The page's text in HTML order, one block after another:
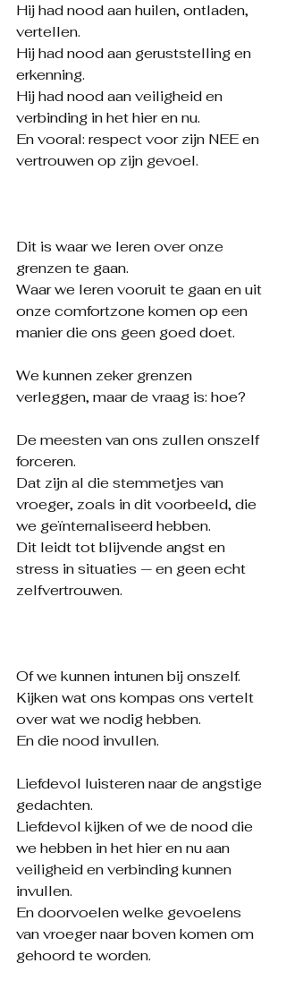
Hij had nood aan huilen, ontladen,
vertellen.
Hij had nood aan geruststelling en
erkenning.
Hij had nood aan veiligheid en
verbinding in het hier en nu.
En vooral: respect voor zijn NEE en
vertrouwen op zijn gevoel.
Dit is waar we leren over onze
grenzen te gaan.
Waar we leren vooruit te gaan en uit
onze comfortzone komen op een
manier die ons geen goed doet.
We kunnen zeker grenzen
verleggen, maar de vraag is: hoe?
De meesten van ons zullen onszelf
forceren.
Dat zijn al die stemmetjes van
vroeger, zoals in dit voorbeeld, die
we geïnternaliseerd hebben.
Dit leidt tot blijvende angst en
stress in situaties — en geen echt
zelfvertrouwen.
Of we kunnen intunen bij onszelf.
Kijken wat ons kompas ons vertelt
over wat we nodig hebben.
En die nood invullen.
Liefdevol luisteren naar de angstige
gedachten.
Liefdevol kijken of we de nood die
we hebben in het hier en nu aan
veiligheid en verbinding kunnen
invullen.
En doorvoelen welke gevoelens
van vroeger naar boven komen om
gehoord te worden.